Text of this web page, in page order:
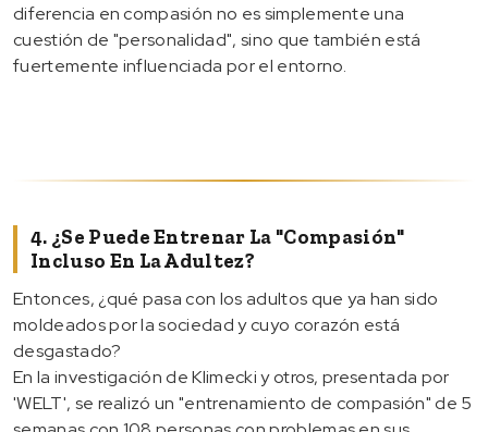
diferencia en compasión no es simplemente una
cuestión de "personalidad", sino que también está
fuertemente influenciada por el entorno.
4. ¿Se Puede Entrenar La "compasión"
Incluso En La Adultez?
Entonces, ¿qué pasa con los adultos que ya han sido
moldeados por la sociedad y cuyo corazón está
desgastado?
En la investigación de Klimecki y otros, presentada por
'WELT', se realizó un "entrenamiento de compasión" de 5